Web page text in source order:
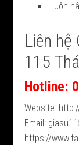
Luôn
Liên hệ
115
Hotline:
Website:
Email:
https://